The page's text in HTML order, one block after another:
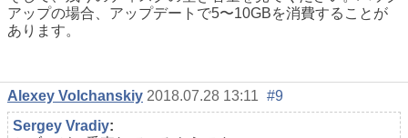
アップの場合、アップデートで5〜10GBを消費することが
あります。
Alexey Volchanskiy 2018.07.28 13:11 #9
Sergey Vradiy: